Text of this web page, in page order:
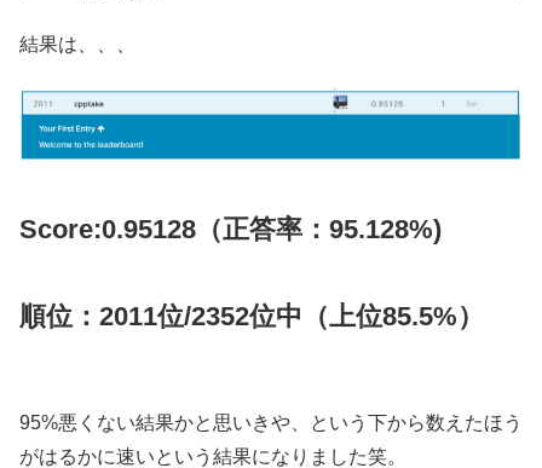
結果は、、、
Score:0.95128（正答率：95.128%)
順位：2011位/2352位中（上位85.5%）
95%悪くない結果かと思いきや、という下から数えたほう
がはるかに速いという結果になりました笑。